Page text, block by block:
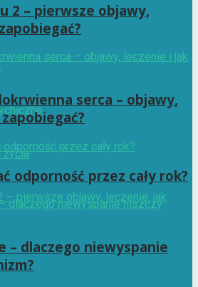
życia
2 – pierwsze objawy,
serca – objawy,
odporność przez cały rok?
– dlaczego niewyspanie